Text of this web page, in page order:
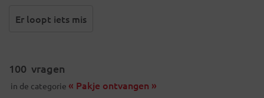
Er loopt iets mis
100 vragen
in de categorie « Pakje ontvangen »